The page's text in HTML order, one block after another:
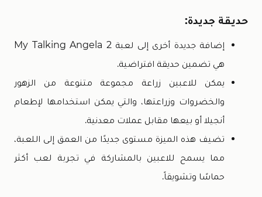
حديقة جديدة:
إضافة جديدة أخرى إلى لعبة My Talking Angela 2
هي تضمين حديقة افتراضية.
يمكن للاعبين زراعة مجموعة متنوعة من الزهور
والخضروات وزراعتها، والتي يمكن استخدامها لإطعام
أنجيلا أو بيعها مقابل عملات معدنية.
تضيف هذه الميزة مستوى جديدًا من العمق إلى اللعبة،
مما يسمح للاعبين بالمشاركة في تجربة لعب أكثر
حماسًا وتشويقاً.